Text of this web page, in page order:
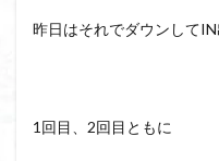
昨日はそれでダウンして
1回目、2回目ともに